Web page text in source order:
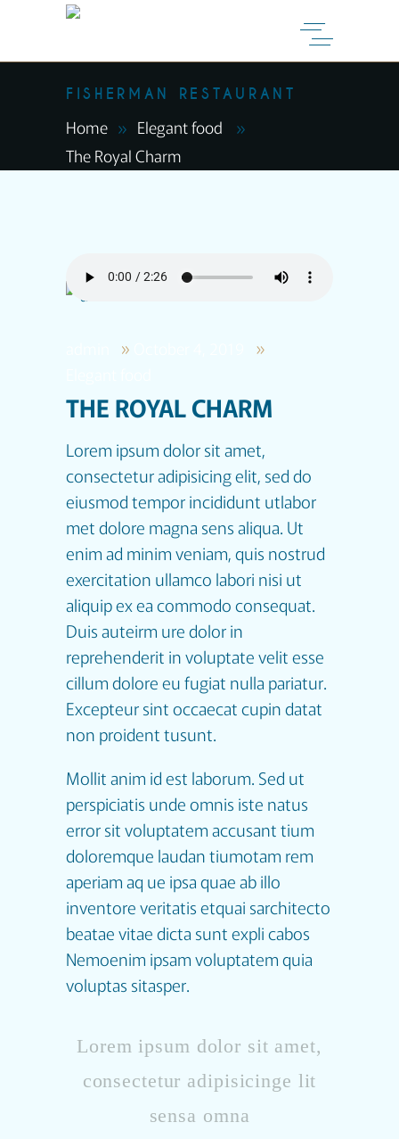
FISHERMAN RESTAURANT
Home
Elegant food
The Royal Charm
THE ROYAL CHARM
Lorem ipsum dolor sit amet,
consectetur adipisicing elit, sed do
eiusmod tempor incididunt utlabor
met dolore magna sens aliqua. Ut
enim ad minim veniam, quis nostrud
exercitation ullamco labori nisi ut
aliquip ex ea commodo consequat.
Duis auteirm ure dolor in
reprehenderit in voluptate velit esse
cillum dolore eu fugiat nulla pariatur.
Excepteur sint occaecat cupin datat
non proident tusunt.
Mollit anim id est laborum. Sed ut
perspiciatis unde omnis iste natus
error sit voluptatem accusant tium
doloremque laudan tiumotam rem
aperiam aq ue ipsa quae ab illo
inventore veritatis etquai sarchitecto
beatae vitae dicta sunt expli cabos
Nemoenim ipsam voluptatem quia
voluptas sitasper.
Lorem ipsum dolor sit amet,
consectetur adipisicinge lit
sensa omna